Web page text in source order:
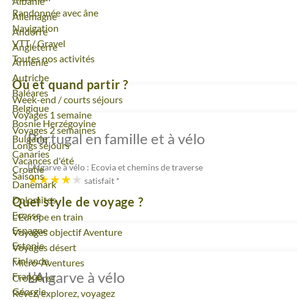
Voyage
Allemagne
Voyage
Andorre
Voyage
Angleterre
Voyage
Arménie
Voyage
Autriche
Voyage
Baléares
Voyage
Belgique
Voyage
Bosnie Herzégovine
Voyage
Bulgarie
Voyage
Canaries
Voyage
Croatie
Voyage
Danemark
Voyage
Dolomites
Voyage
Ecosse
Voyage
Espagne
Voyage
Estonie
Voyage
Finlande
Voyage
France
Voyage
Géorgie
Randonnée avec âne
Navigation
VTT / Gravel
Toutes nos activités
Où et quand partir ?
Week-end / courts séjours
Voyages 1 semaine
Voyages 2 semaines
Longs séjours
Vacances d'été
Saisons
Quel style de voyage ?
L'Europe en train
Voyages objectif Aventure
Voyages désert
Micro-Aventures
Croisières
Rêvez, explorez, voyagez
Portugal en famille et à vélo
L’Algarve à vélo : Ecovia et chemins de traverse
satisfait *
L’Algarve à vélo